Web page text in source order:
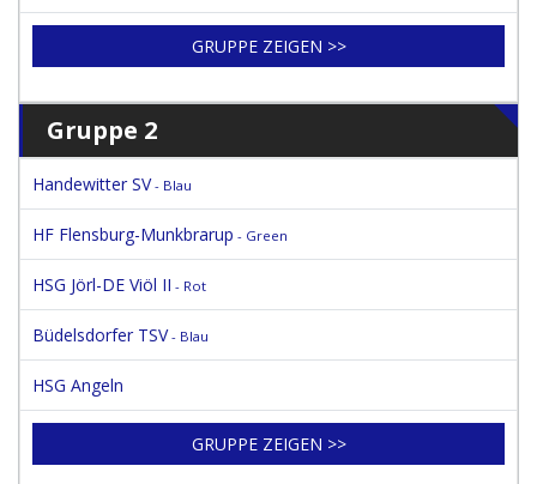
GRUPPE ZEIGEN >>
Gruppe 2
Handewitter SV- Blau
HF Flensburg-Munkbrarup - Green
HSG Jörl-DE Viöl II - Rot
Büdelsdorfer TSV- Blau
HSG Angeln
GRUPPE ZEIGEN >>